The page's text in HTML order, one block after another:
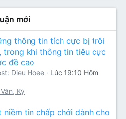
mới
thông tin tích cực bị trôi
trong khi thông tin tiêu cực
đề cao
Dieu Hoee
Lúc 19:10 Hôm
Ký
niềm tin chấp chới dành cho